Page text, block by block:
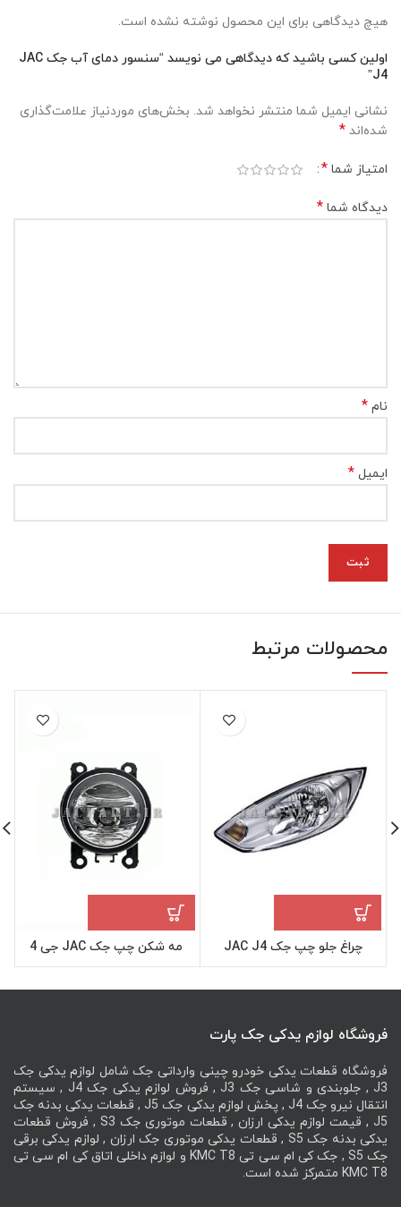
هیچ دیدگاهی برای این محصول نوشته نشده است.
اولین کسی باشید که دیدگاهی می نویسد “سنسور دمای آب جک JAC
J4”
نشانی ایمیل شما منتشر نخواهد شد. بخش‌های موردنیاز علامت‌گذاری
شده‌اند *
امتیاز شما *
دیدگاه شما *
نام *
ایمیل *
محصولات مرتبط
چراغ جلو چپ جک JAC J4 مه شکن چپ جک JAC جی 4
فروشگاه لوازم یدکی جک پارت
فروشگاه قطعات یدکی خودرو چینی وارداتی جک شامل لوازم یدکی جک
J3 , جلوبندی و شاسی جک J3 , فروش لوازم یدکی جک J4 , سیستم
انتقال نیرو جک J4 , پخش لوازم یدکی جک J5 , قطعات یدکی بدنه جک
J5 , قیمت لوازم یدکی ارزان , قطعات موتوری جک S3 , فروش قطعات
یدکی بدنه جک S5 , قطعات یدکی موتوری جک ارزان , لوازم یدکی برقی
جک S5 , جک کی ام سی تی KMC T8 و لوازم داخلی اتاق کی ام سی تی
KMC T8 متمرکز شده است.